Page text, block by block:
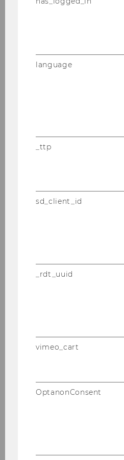
Ser­ver­er­fah­rung,
dier­te Internet-​ und
ge­zeich­ne­te Englisch-​
Or­ga­ni­sa­ti­ons­ta­lent und
Schrift­li­che
Zeug­nis­sen (Ko­pien)
ge­führ­ten Kenn­zahl an
LUNG der
Ende der
Bitte die Kenn­zahl
November 2006
language
_ttp
sd_client_id
_rdt_uuid
vimeo_cart
OptanonConsent